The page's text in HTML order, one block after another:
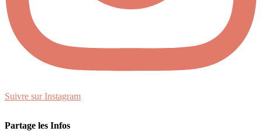
Suivre sur Instagram
Partage les Infos